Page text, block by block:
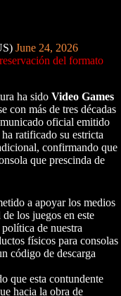
June 24, 2026
del formato
ha sido Video Games
con más de tres décadas
oficial emitido
ratificado su estricta
confirmando que
que prescinda de
a apoyar los medios
los juegos en este
de nuestra
físicos para consolas
código de descarga
que esta contundente
hacia la obra de